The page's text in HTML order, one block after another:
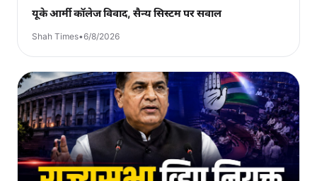
यूके आर्मी कॉलेज विवाद, सैन्य सिस्टम पर सवाल
Shah Times•6/8/2026